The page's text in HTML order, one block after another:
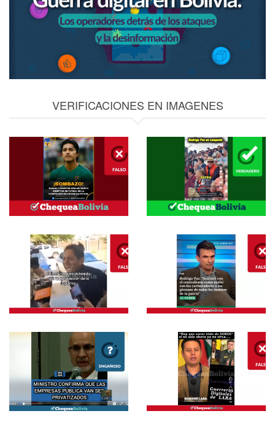
VERIFICACIONES EN IMAGENES